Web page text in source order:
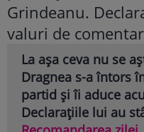
La așa ceva nu se
Dragnea s-a întors
partid și îi aduce
Declarațiile lui au